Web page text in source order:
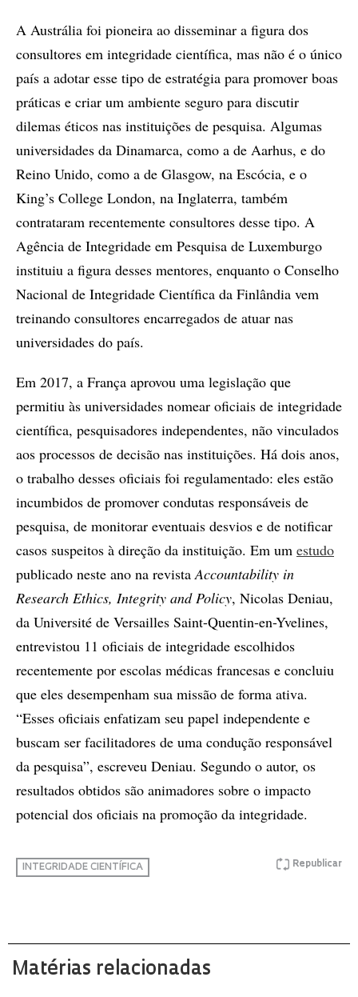
A Austrália foi pioneira ao disseminar a figura dos
consultores em integridade científica, mas não é o único
país a adotar esse tipo de estratégia para promover boas
práticas e criar um ambiente seguro para discutir
dilemas éticos nas instituições de pesquisa. Algumas
universidades da Dinamarca, como a de Aarhus, e do
Reino Unido, como a de Glasgow, na Escócia, e o
King’s College London, na Inglaterra, também
contrataram recentemente consultores desse tipo. A
Agência de Integridade em Pesquisa de Luxemburgo
instituiu a figura desses mentores, enquanto o Conselho
Nacional de Integridade Científica da Finlândia vem
treinando consultores encarregados de atuar nas
universidades do país.
Em 2017, a França aprovou uma legislação que
permitiu às universidades nomear oficiais de integridade
científica, pesquisadores independentes, não vinculados
aos processos de decisão nas instituições. Há dois anos,
o trabalho desses oficiais foi regulamentado: eles estão
incumbidos de promover condutas responsáveis de
pesquisa, de monitorar eventuais desvios e de notificar
casos suspeitos à direção da instituição. Em um estudo
publicado neste ano na revistaAccountability in
Research Ethics, Integrity and Policy, Nicolas Deniau,
da Université de Versailles Saint-Quentin-en-Yvelines,
entrevistou 11 oficiais de integridade escolhidos
recentemente por escolas médicas francesas e concluiu
que eles desempenham sua missão de forma ativa.
“Esses oficiais enfatizam seu papel independente e
buscam ser facilitadores de uma condução responsável
da pesquisa”, escreveu Deniau. Segundo o autor, os
resultados obtidos são animadores sobre o impacto
potencial dos oficiais na promoção da integridade.
Republicar
INTEGRIDADE CIENTÍFICA